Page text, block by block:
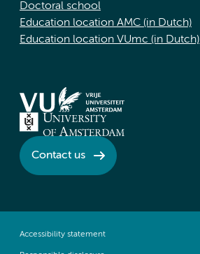
Doctoral school
Education location AMC (in Dutch)
Education location VUmc (in Dutch)
Contact us
Accessibility statement